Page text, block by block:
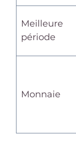
Meilleure
période
Monnaie